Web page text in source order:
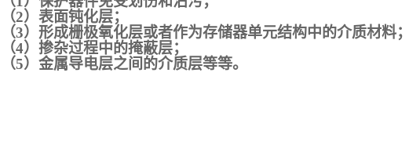
（2）表面钝化层；
（3）形成栅极氧化层或者作为存储器单元结构中的介质材料；
（4）掺杂过程中的掩蔽层；
（5）金属导电层之间的介质层等等。